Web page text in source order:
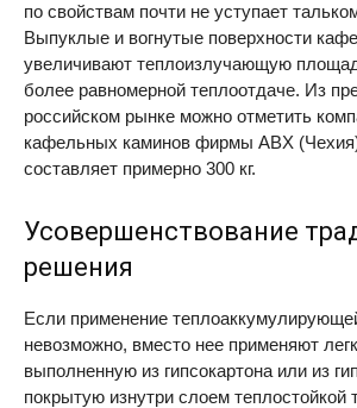
по свойствам почти не уступает
Выпуклые и вогнутые поверхности
увеличивают теплоизлучающую
более равномерной теплоотдаче. Из
российском рынке можно отметить
кафельных каминов фирмы ABX
составляет примерно 300 кг.
Усовершенствование
решения
Если применение
невозможно, вместо нее применяют
выполненную из гипсо­картона или из
покрытую изнутри слоем теплостойкой